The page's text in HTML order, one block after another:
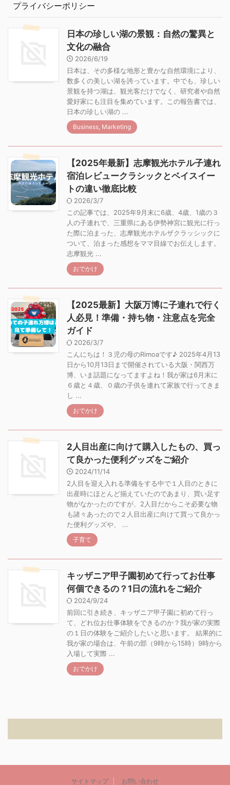
プライバシーポリシー
日本の珍しい湖の景観：自然の驚異と
文化の融合
2026/6/19
日本は、その多様な地形と豊かな自然環境により、
数多くの美しい湖を誇っています。中でも、珍しい
景観を持つ湖は、観光客だけでなく、研究者や自然
愛好家にも注目を集めています。この報告書では、
日本の珍しい湖の ...
Business, Marketing
【2025年最新】志摩観光ホテル子連れ
宿泊レビュークラシックとベイスイー
トの違い徹底比較
2026/3/7
この記事では、2025年9月末に6歳、4歳、1歳の３
人の子連れで、三重県にある伊勢神宮に観光に行っ
た際に泊まった、志摩観光ホテルザクラッシックに
ついて、泊まった感想をママ目線でお伝えします。
志摩観光 ...
おでかけ
【2025最新】大阪万博に子連れで行く
人必見！準備・持ち物・注意点を完全
ガイド
2026/3/7
こんにちは！３児の母のRimoaです♪ 2025年4月13
日から10月13日まで開催されている大阪・関西万
博、いま話題になってますよね！我が家は6月末に
６歳と４歳、０歳の子供を連れて家族で行ってきま
し ...
おでかけ
2人目出産に向けて購入したもの、買っ
て良かった便利グッズをご紹介
2024/11/14
2人目を迎え入れる準備をする中で１人目のときに
出産時にほとんど揃えていたのであまり、買い足す
物がなかったのですが、2人目だからこそ必要な物
も諸々あったので２人目出産に向けて買って良かっ
た便利グッズや、 ...
子育て
キッザニア甲子園初めて行ってお仕事
何個できるの？1日の流れをご紹介
2024/9/24
前回に引き続き、キッザニア甲子園に初めて行っ
て、どれ位お仕事体験をできるのか？我が家の実際
の１日の体験をご紹介したいと思います。 結果的に
我が家の場合は、午前の部（9時から15時）9時から
入場して実際 ...
おでかけ
サイトマップ お問い合わせ